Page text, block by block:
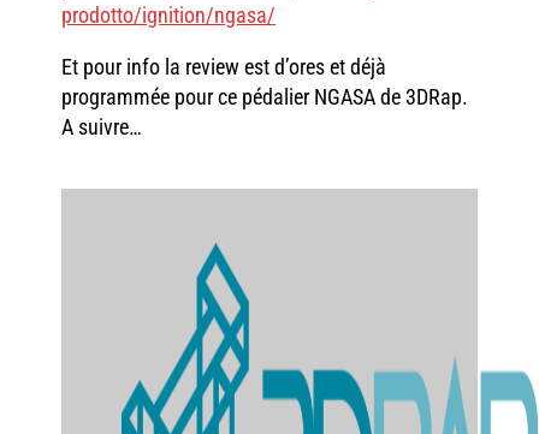
prodotto/ignition/ngasa/
Et pour info la review est d’ores et déjà
programmée pour ce pédalier NGASA de 3DRap.
A suivre…